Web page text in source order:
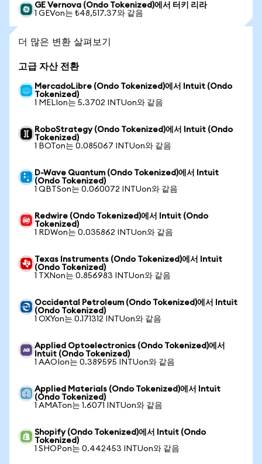
GE Vernova (Ondo Tokenized)에서 터키 리라
1 GEVon는 ₺48,517.37와 같음
더 많은 변환 살펴보기
고급 자산 전환
MercadoLibre (Ondo Tokenized)에서 Intuit (Ondo
Tokenized)
1 MELIon는 5.3702 INTUon와 같음
RoboStrategy (Ondo Tokenized)에서 Intuit (Ondo
Tokenized)
1 BOTon는 0.085067 INTUon와 같음
D-Wave Quantum (Ondo Tokenized)에서 Intuit
(Ondo Tokenized)
1 QBTSon는 0.060072 INTUon와 같음
Redwire (Ondo Tokenized)에서 Intuit (Ondo
Tokenized)
1 RDWon는 0.035862 INTUon와 같음
Texas Instruments (Ondo Tokenized)에서 Intuit
(Ondo Tokenized)
1 TXNon는 0.856983 INTUon와 같음
Occidental Petroleum (Ondo Tokenized)에서 Intuit
(Ondo Tokenized)
1 OXYon는 0.171312 INTUon와 같음
Applied Optoelectronics (Ondo Tokenized)에서
Intuit (Ondo Tokenized)
1 AAOIon는 0.389595 INTUon와 같음
Applied Materials (Ondo Tokenized)에서 Intuit
(Ondo Tokenized)
1 AMATon는 1.6071 INTUon와 같음
Shopify (Ondo Tokenized)에서 Intuit (Ondo
Tokenized)
1 SHOPon는 0.442453 INTUon와 같음